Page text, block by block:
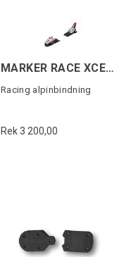
MARKER RACE XCELL 18 Vit
Racing alpinbindning
Rek 3 200,00